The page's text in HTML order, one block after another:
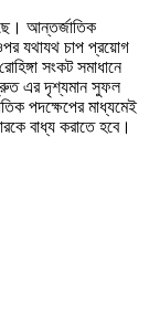
আন্তর্জাতিক
ওপর যথাযথ চাপ প্রয়োগ
সংকট সমাধানে
এর দৃশ্যমান সুফল
পদক্ষেপের মাধ্যমেই
বাধ্য করাতে হবে।